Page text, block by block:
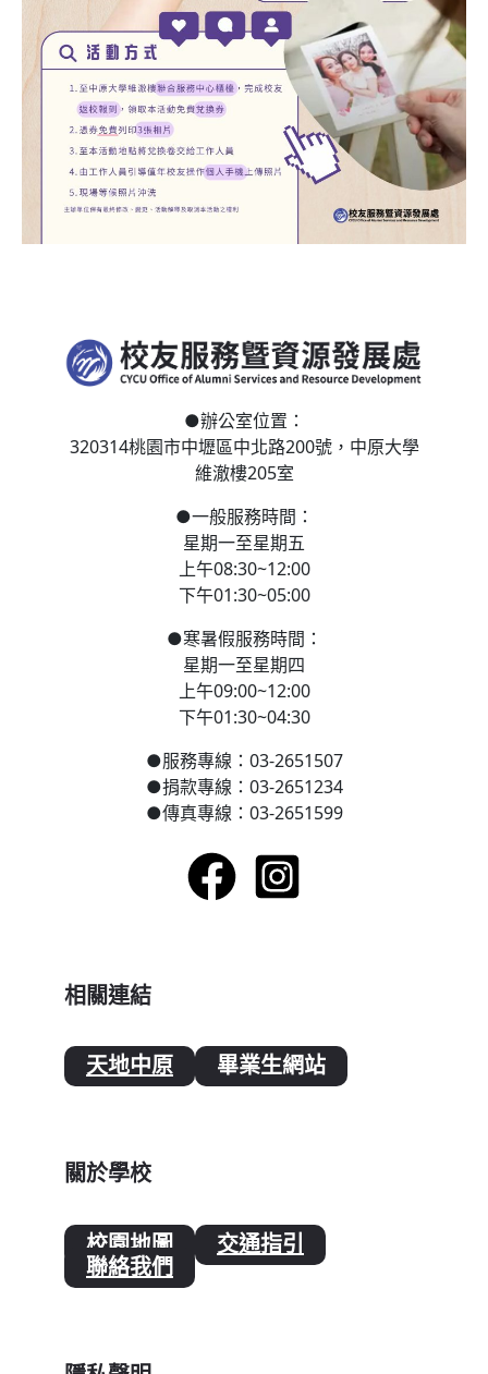
●辦公室位置：
320314桃園市中壢區中北路200號， 中原大學
維澈樓205室
●一般服務時間：
星期一至星期五
上午08:30~12:00
下午01:30~05:00
●寒暑假服務時間：
星期一至星期四
上午09:00~12:00
下午01:30~04:30
●服務專線：03-2651507
●捐款專線：03-2651234
●傳真專線：03-2651599
相關連結
天地中原 畢業生網站
關於學校
校園地圖 交通指引
聯絡我們